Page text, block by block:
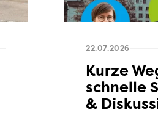
22.07.2026
Kurze
schnelle
&